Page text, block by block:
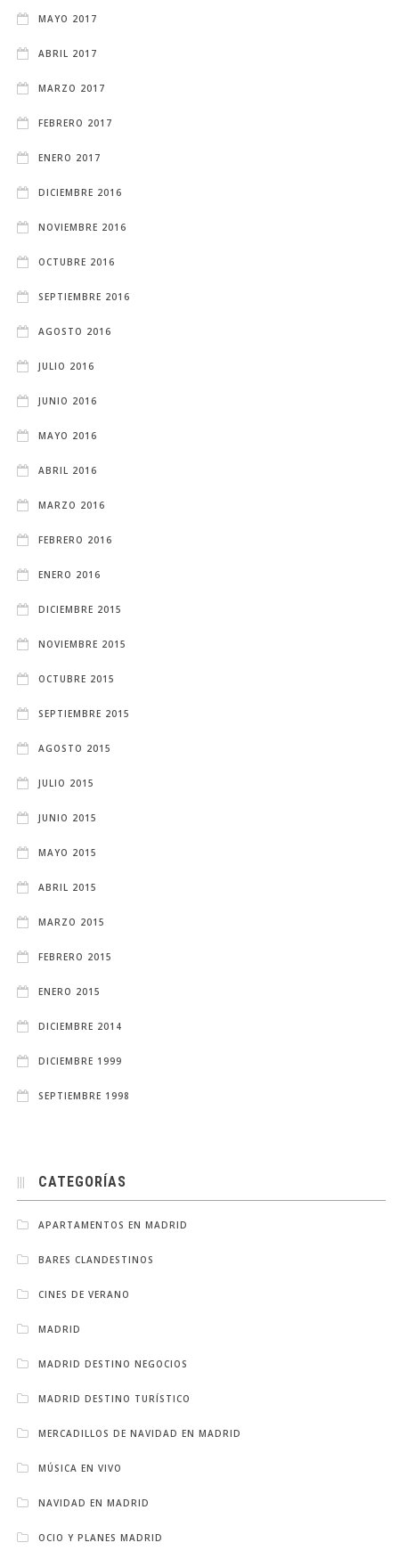
MAYO 2017
ABRIL 2017
MARZO 2017
FEBRERO 2017
ENERO 2017
DICIEMBRE 2016
NOVIEMBRE 2016
OCTUBRE 2016
SEPTIEMBRE 2016
AGOSTO 2016
JULIO 2016
JUNIO 2016
MAYO 2016
ABRIL 2016
MARZO 2016
FEBRERO 2016
ENERO 2016
DICIEMBRE 2015
NOVIEMBRE 2015
OCTUBRE 2015
SEPTIEMBRE 2015
AGOSTO 2015
JULIO 2015
JUNIO 2015
MAYO 2015
ABRIL 2015
MARZO 2015
FEBRERO 2015
ENERO 2015
DICIEMBRE 2014
DICIEMBRE 1999
SEPTIEMBRE 1998
CATEGORÍAS
APARTAMENTOS EN MADRID
BARES CLANDESTINOS
CINES DE VERANO
MADRID
MADRID DESTINO NEGOCIOS
MADRID DESTINO TURÍSTICO
MERCADILLOS DE NAVIDAD EN MADRID
MÚSICA EN VIVO
NAVIDAD EN MADRID
OCIO Y PLANES MADRID